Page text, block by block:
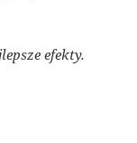
efekty.